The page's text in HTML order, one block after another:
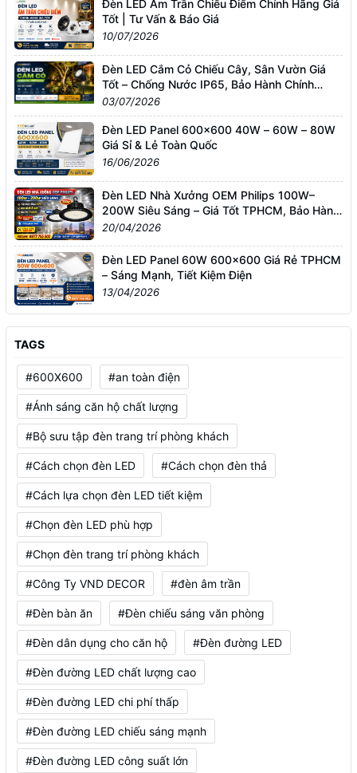
Đèn LED Âm Trần Chiếu Điểm Chính Hãng Giá
Tốt | Tư Vấn & Báo Giá
10/07/2026
Đèn LED Cắm Cỏ Chiếu Cây, Sân Vườn Giá
Tốt – Chống Nước IP65, Bảo Hành Chính
Hãng
03/07/2026
Đèn LED Panel 600x600 40W – 60W – 80W
Giá Sỉ & Lẻ Toàn Quốc
16/06/2026
Đèn LED Nhà Xưởng OEM Philips 100W–
200W Siêu Sáng – Giá Tốt TPHCM, Bảo Hành
3 Năm
20/04/2026
Đèn LED Panel 60W 600x600 Giá Rẻ TPHCM
– Sáng Mạnh, Tiết Kiệm Điện
13/04/2026
TAGS
#600X600 #an toàn điện
#Ánh sáng căn hộ chất lượng
#Bộ sưu tập đèn trang trí phòng khách
#Cách chọn đèn LED #Cách chọn đèn thả
#Cách lựa chọn đèn LED tiết kiệm
#Chọn đèn LED phù hợp
#Chọn đèn trang trí phòng khách
#Công Ty VND DECOR #đèn âm trần
#Đèn bàn ăn #Đèn chiếu sáng văn phòng
#Đèn dân dụng cho căn hộ #Đèn đường LED
#Đèn đường LED chất lượng cao
#Đèn đường LED chi phí thấp
#Đèn đường LED chiếu sáng mạnh
#Đèn đường LED công suất lớn